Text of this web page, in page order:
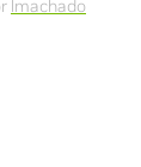
lmachado